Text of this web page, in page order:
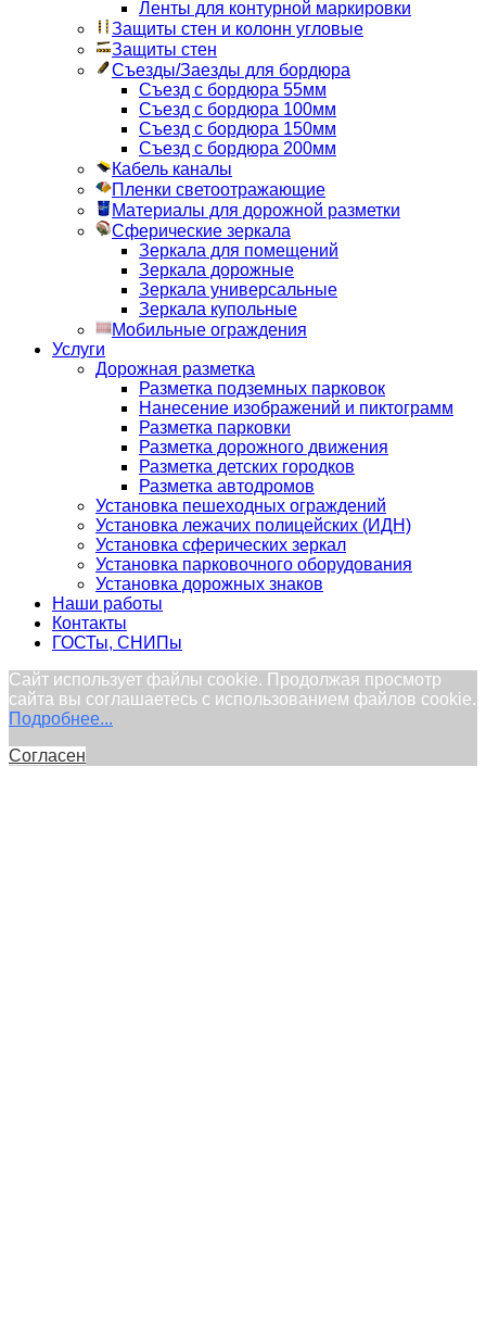
Ленты для контурной маркировки
Защиты стен и колонн угловые
Защиты стен
Съезды/Заезды для бордюра
Съезд с бордюра 55мм
Съезд с бордюра 100мм
Съезд с бордюра 150мм
Съезд с бордюра 200мм
Кабель каналы
Пленки светоотражающие
Материалы для дорожной разметки
Сферические зеркала
Зеркала для помещений
Зеркала дорожные
Зеркала универсальные
Зеркала купольные
Мобильные ограждения
Услуги
Дорожная разметка
Разметка подземных парковок
Нанесение изображений и пиктограмм
Разметка парковки
Разметка дорожного движения
Разметка детских городков
Разметка автодромов
Установка пешеходных ограждений
Установка лежачих полицейских (ИДН)
Установка сферических зеркал
Установка парковочного оборудования
Установка дорожных знаков
Наши работы
Контакты
ГОСТы, СНИПы
Сайт использует файлы cookie. Продолжая просмотр
сайта вы соглашаетесь с использованием файлов cookie.
Подробнее...
Согласен